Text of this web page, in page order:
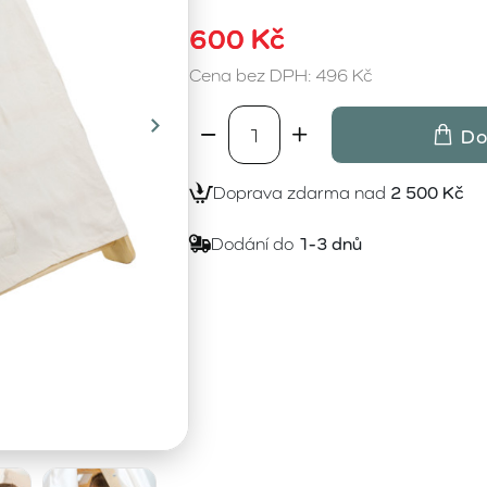
600 Kč
Cena bez DPH: 496 Kč
Doprava zdarma nad 2 500 Kč
Dodání do 1-3 dnů